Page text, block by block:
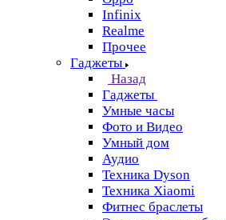
Infinix
Realme
Прочее
Гаджеты
Назад
Гаджеты
Умные часы
Фото и Видео
Умный дом
Аудио
Техника Dyson
Техника Xiaomi
Фитнес браслеты